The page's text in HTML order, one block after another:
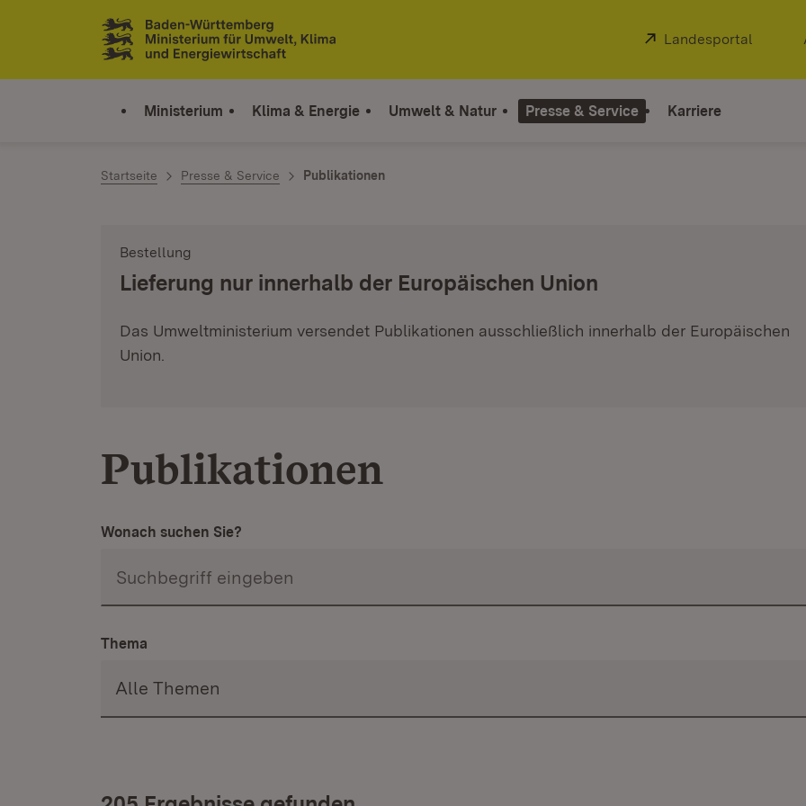
Zum Inhalt springen
Link zur Startseite
Extern:
Landesportal
Ministerium Klima & Energie Umwelt & Natur Presse & Service Karriere
Startseite Presse & Service Publikationen
Bestellung
Lieferung nur innerhalb der Europäischen Union
Das Umweltministerium versendet Publikationen ausschließlich innerhalb der Europäischen
Union.
Publikationen
Wonach suchen Sie?
Thema